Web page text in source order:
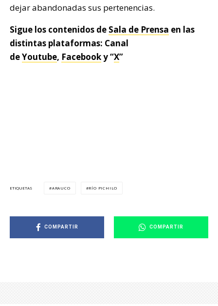
dejar abandonadas sus pertenencias.
Sigue los contenidos de Sala de Prensa en las
distintas plataformas: Canal
deYoutube, Facebooky “X”
ETIQUETAS ARAUCO RÍO PICHILO
COMPARTIR COMPARTIR